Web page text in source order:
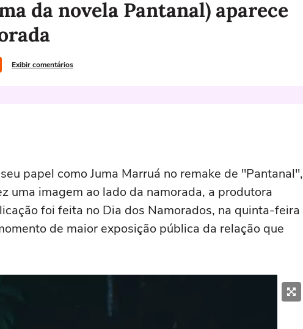
da novela Pantanal) aparece
Exibir comentários
papel como Juma Marruá no remake de "Pantanal",
uma imagem ao lado da namorada, a produtora
foi feita no Dia dos Namorados, na quinta-feira
de maior exposição pública da relação que